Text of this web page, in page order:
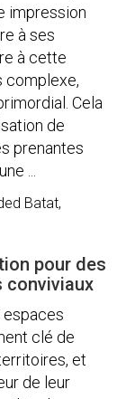
impression
à ses
à cette
complexe,
Cela
de
prenantes
...
Batat,
pour des
conviviaux
espaces
clé de
et
de leur